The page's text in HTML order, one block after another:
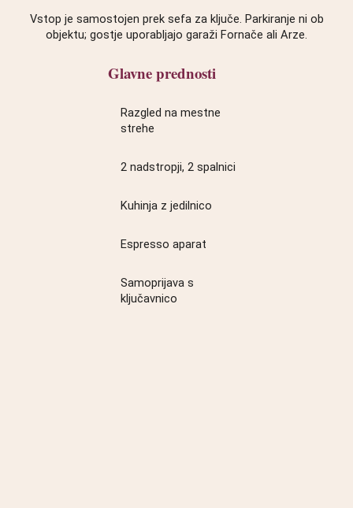
Vstop je samostojen prek sefa za ključe. Parkiranje ni ob
objektu; gostje uporabljajo garaži Fornače ali Arze.
Glavne prednosti
Razgled na mestne
strehe
2 nadstropji, 2 spalnici
Kuhinja z jedilnico
Espresso aparat
Samoprijava s
ključavnico